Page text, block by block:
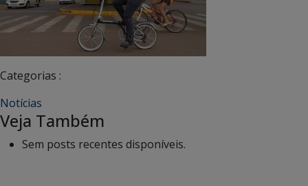
Categorias :
Notícias
Veja Também
Sem posts recentes disponíveis.